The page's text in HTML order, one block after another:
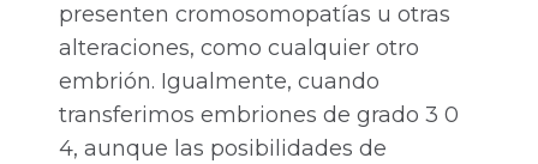
presenten cromosomopatías u otras
alteraciones, como cualquier otro
embrión. Igualmente, cuando
transferimos embriones de grado 3 0
4, aunque las posibilidades de